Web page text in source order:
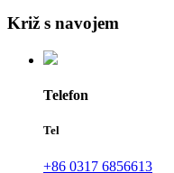
Križ s navojem
Telefon
Tel
+86 0317 6856613